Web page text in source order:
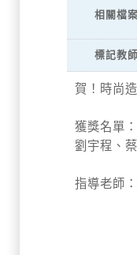
相關檔案
標記教師
賀！時尚
獲獎名單：
劉宇程、
指導老師